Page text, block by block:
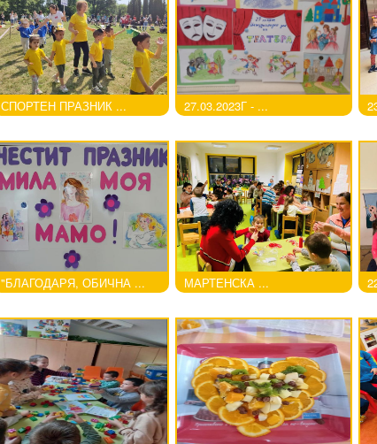
СПОРТЕН ПРАЗНИК ... 27.03.2023Г - ...
"БЛАГОДАРЯ, ОБИЧНА ... МАРТЕНСКА ...